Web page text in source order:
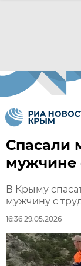
Спасали
мужчине
В Крыму
мужчину с
16:36 29.05.2026